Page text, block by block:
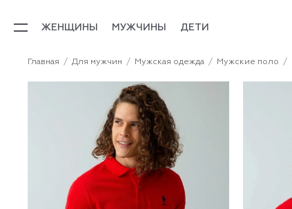
ЖЕНЩИНЫ МУЖЧИНЫ ДЕТИ
Главная Для мужчин Мужская одежда Мужские поло